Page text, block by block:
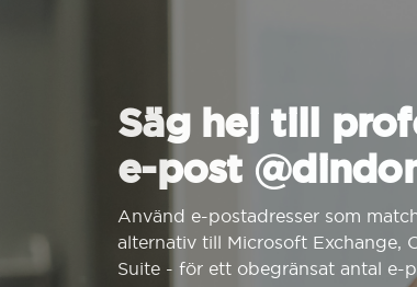
Säg hej till
e-post
Använd e-postadresser som
alternativ till Microsoft Exchange,
Suite - för ett obegränsat antal e-